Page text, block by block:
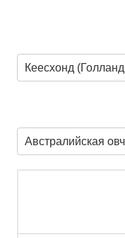
Кеесхонд
Австралийская